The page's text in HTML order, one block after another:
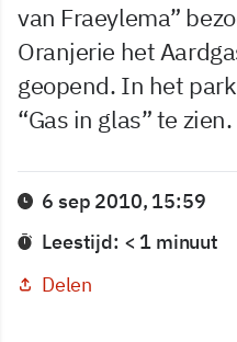
van Fraeylema”
Oranjerie het
geopend. In het
“Gas in glas” te zien.
6 sep 2010, 15:59
Leestijd: < 1 minuut
Delen